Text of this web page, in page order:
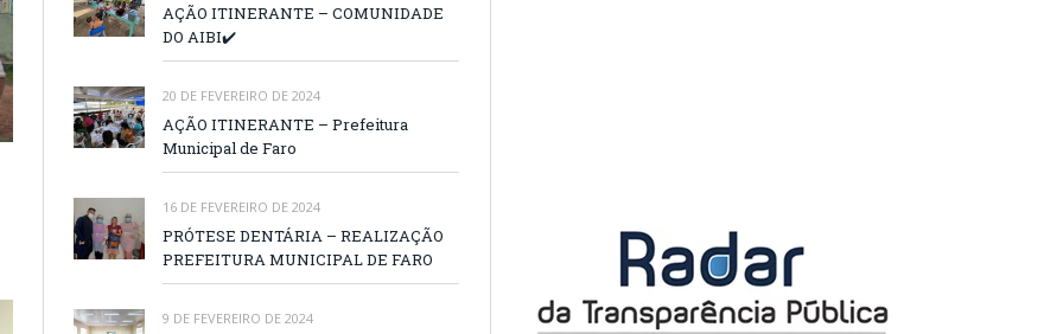
AÇÃO ITINERANTE – COMUNIDADE
DO AIBI✔️
20 DE FEVEREIRO DE 2024
AÇÃO ITINERANTE – Prefeitura
Municipal de Faro
16 DE FEVEREIRO DE 2024
PRÓTESE DENTÁRIA – REALIZAÇÃO
PREFEITURA MUNICIPAL DE FARO
9 DE FEVEREIRO DE 2024